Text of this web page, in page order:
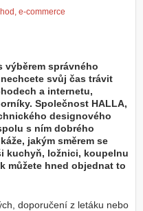
e-commerce
výběrem správného
svůj čas trávit
a internetu,
Společnost HALLA,
designového
s ním dobrého
jakým směrem se
kuchyň, ložnici, koupelnu
můžete hned objednat to
doporučení z letáku nebo